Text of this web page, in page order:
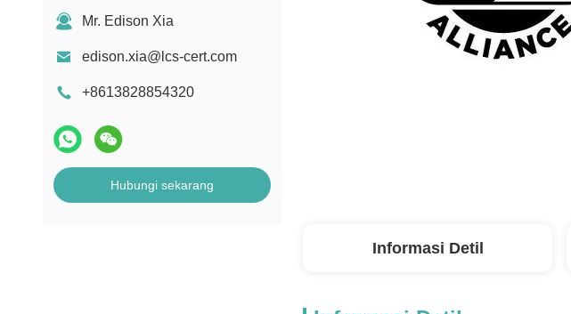
Mr. Edison Xia
edison.xia@lcs-cert.com
+8613828854320
Hubungi sekarang
Informasi Detil